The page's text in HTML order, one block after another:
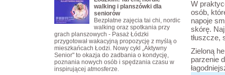
W
osób,
napoje
skórę.
tłuszcze,
Zieloną
parzenie
walking i planszówki dla
seniorów
Bezpłatne zajęcia tai chi, nordic
walking oraz spotkania przy
grach planszowych - Pasaż Łódzki
przygotował wakacyjną propozycję z myślą o
mieszkańcach Łodzi. Nowy cykl „Aktywny
Senior" to okazja do zadbania o kondycję,
poznania nowych osób i spędzania czasu w
inspirującej atmosferze.